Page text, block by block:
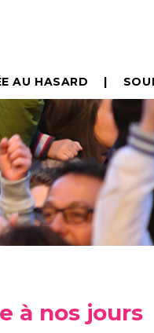
AU HASARD
à nos jours